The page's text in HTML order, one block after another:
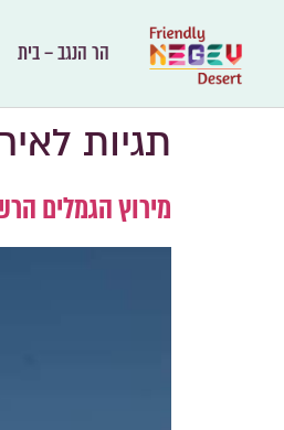
הר הנגב – בית
תגיות
מירוץ הגמלים הרשמי ה-